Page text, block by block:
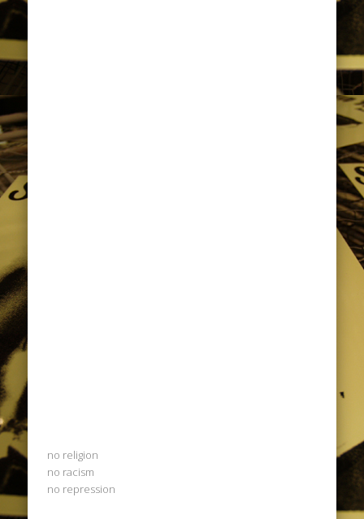
no religion
no racism
no repression